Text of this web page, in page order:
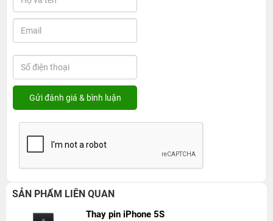
SẢN PHẨM LIÊN QUAN
Thay pin iPhone 5S